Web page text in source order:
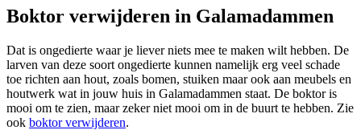
Boktor verwijderen in Galamadammen
Dat is ongedierte waar je liever niets mee te maken wilt hebben. De
larven van deze soort ongedierte kunnen namelijk erg veel schade
toe richten aan hout, zoals bomen, stuiken maar ook aan meubels en
houtwerk wat in jouw huis in Galamadammen staat. De boktor is
mooi om te zien, maar zeker niet mooi om in de buurt te hebben. Zie
ook boktor verwijderen.